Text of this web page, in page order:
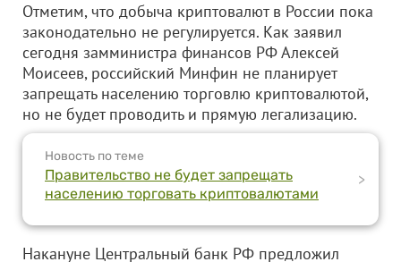
Отметим, что добыча криптовалют в России пока
законодательно не регулируется. Как заявил
сегодня замминистра финансов РФ Алексей
Моисеев, российский Минфин не планирует
запрещать населению торговлю криптовалютой,
но не будет проводить и прямую легализацию.
Новость по теме
Правительство не будет запрещать
населению торговать криптовалютами
>
Накануне Центральный банк РФ предложил